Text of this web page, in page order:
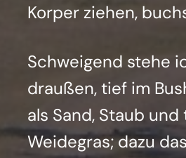
Kor­per zie­hen,
Schwei­gend ste­he
drau­ßen, tief im
als Sand, Staub
Wei­de­gras; dazu